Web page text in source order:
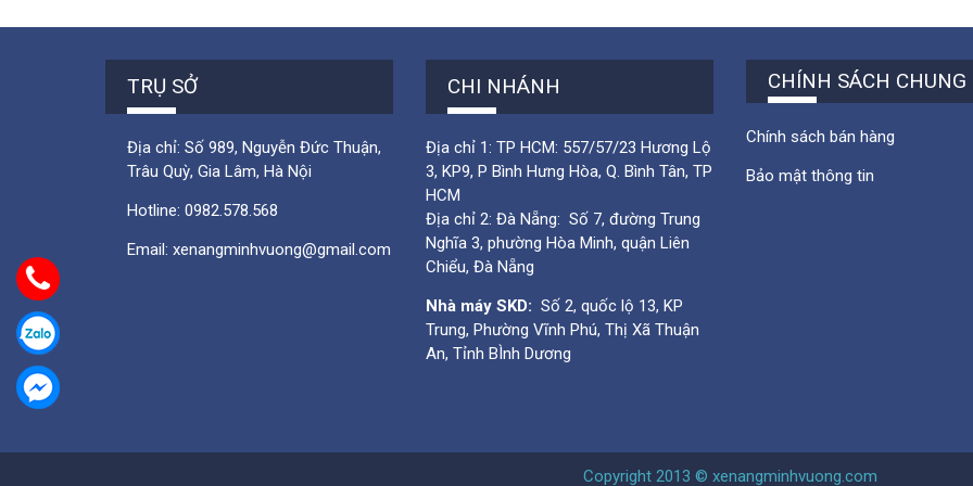
TRỤ SỞ
Địa chỉ: Số 989, Nguyễn Đức Thuận,
Trâu Quỳ, Gia Lâm, Hà Nội
Hotline: 0982.578.568
Email: xenangminhvuong@gmail.com
CHI NHÁNH
Địa chỉ 1: TP HCM: 557/57/23 Hương Lộ
3, KP9, P Bình Hưng Hòa, Q. Bình Tân, TP
HCM
Địa chỉ 2: Đà Nẵng: Số 7, đường Trung
Nghĩa 3, phường Hòa Minh, quận Liên
Chiểu, Đà Nẵng
Nhà máy SKD: Số 2, quốc lộ 13, KP
Trung, Phường Vĩnh Phú, Thị Xã Thuận
An, Tỉnh BÌnh Dương
CHÍNH SÁCH CHUNG
Chính sách bán hàng
Bảo mật thông tin
Copyright 2013 © xenangminhvuong.com